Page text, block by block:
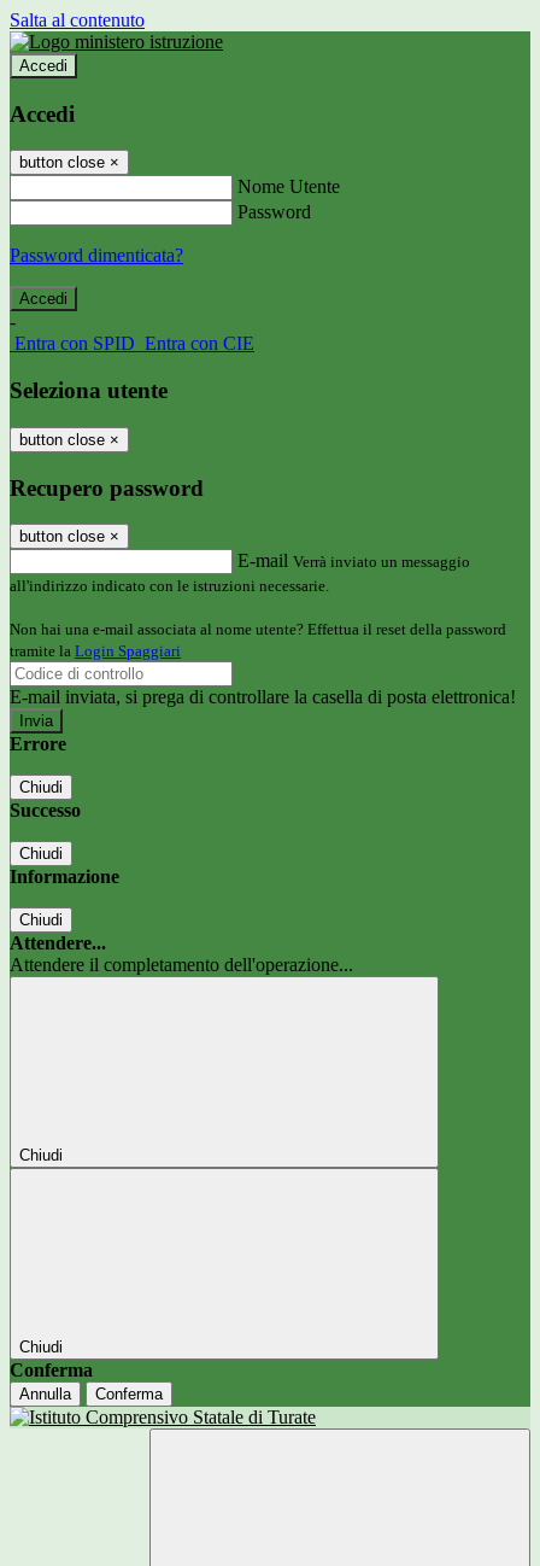
Salta al contenuto
Accedi
Accedi
button close ×
Nome Utente
Password
Password dimenticata?
-
Entra con SPID Entra con CIE
Seleziona utente
button close ×
Recupero password
button close ×
E-mail Verrà inviato un messaggio
all'indirizzo indicato con le istruzioni necessarie.
Non hai una e-mail associata al nome utente? Effettua il reset della password
tramite la Login Spaggiari
E-mail inviata, si prega di controllare la casella di posta elettronica!
Errore
Chiudi
Successo
Chiudi
Informazione
Chiudi
Attendere...
Attendere il completamento dell'operazione...
Chiudi
Chiudi
Conferma
Annulla Conferma